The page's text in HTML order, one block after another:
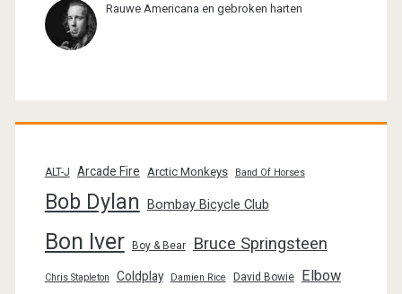
Rauwe Americana en gebroken harten
ALT-J Arcade Fire Arctic Monkeys Band Of Horses
Bob Dylan Bombay Bicycle Club
Bon Iver Boy & Bear Bruce Springsteen
Chris Stapleton Coldplay Damien Rice David Bowie Elbow